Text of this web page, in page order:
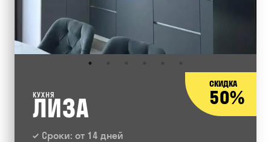
СКИДКА
50%
КУХНЯ
ЛИЗА
Сроки: от 14 дней